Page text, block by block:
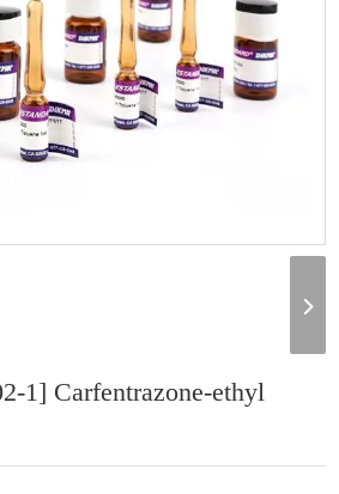
1] Carfentrazone-ethyl